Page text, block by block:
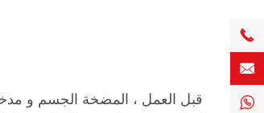
قبل العمل ، المضخة الجسم و


